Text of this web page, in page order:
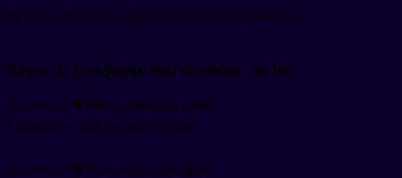
El verbo "to be" es obligatorio. No puedes omitirlo.
Error 2: Conjugar mal el verbo "to be"
Incorrecto: ❌ She are going to come
Correcto: ✓ She is going to come
Incorrecto: ❌ They is going to leave